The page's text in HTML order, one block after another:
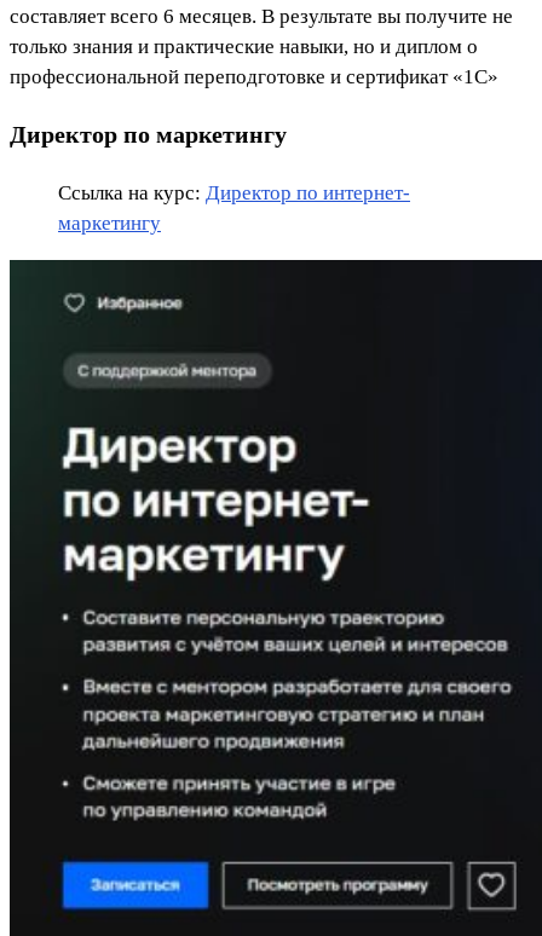
составляет всего 6 месяцев. В результате вы получите не
только знания и практические навыки, но и диплом о
профессиональной переподготовке и сертификат «1С»
Директор по маркетингу
Ссылка на курс: Директор по интернет-
маркетингу